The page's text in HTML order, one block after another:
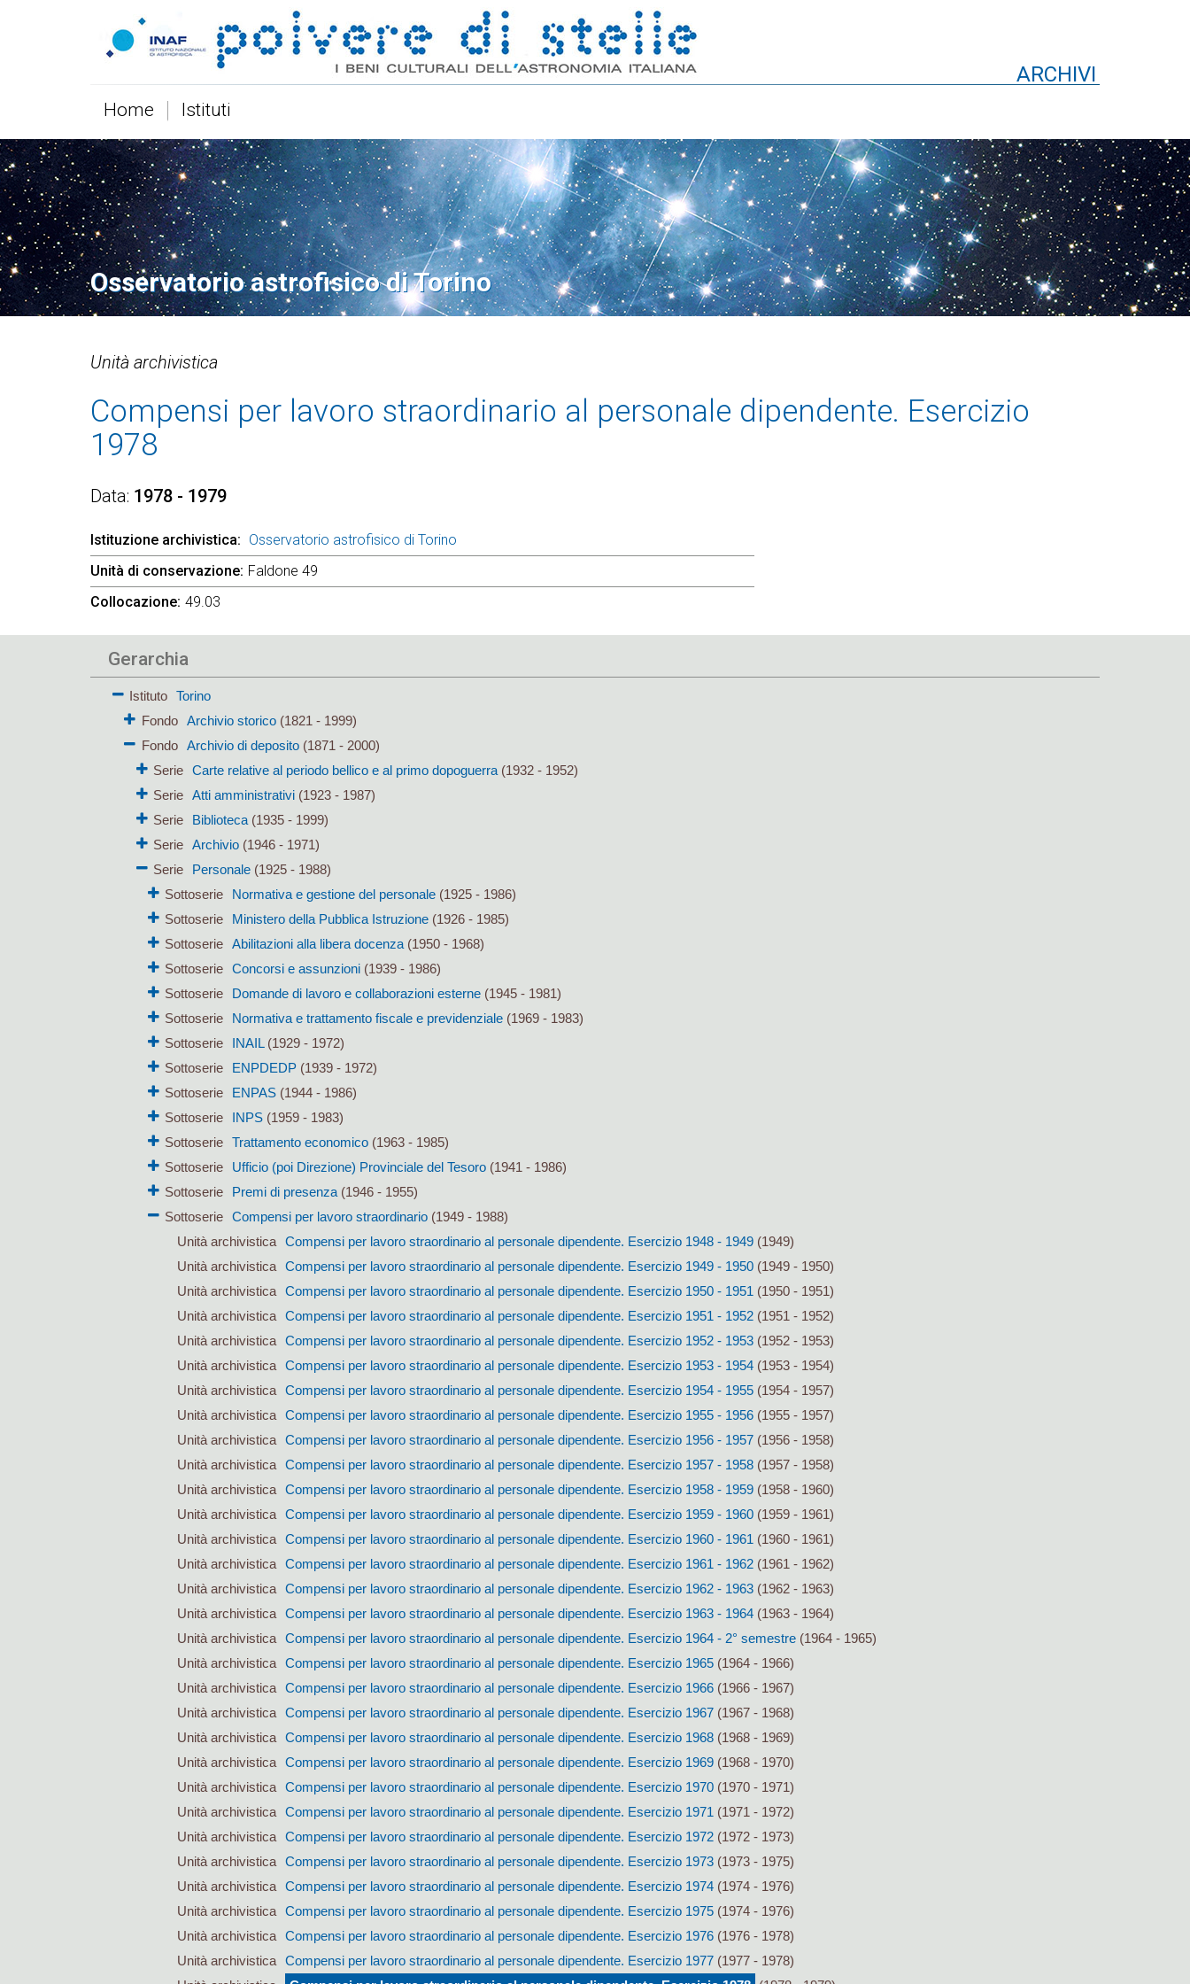
ARCHIVI
Home Istituti
Osservatorio astrofisico di Torino
Unità archivistica
Compensi per lavoro straordinario al personale dipendente. Esercizio
1978
Data 1978 - 1979
Istituzione archivistica
Osservatorio astrofisico di Torino
Unità di conservazione Faldone 49
Collocazione 49.03
Gerarchia
Istituto
Torino
Fondo
Archivio storico(1821 - 1999)
Fondo
Archivio di deposito(1871 - 2000)
Serie Carte relative al periodo bellico e al primo dopoguerra(1932 - 1952)
Serie Atti amministrativi(1923 - 1987)
Serie
Biblioteca(1935 - 1999)
Serie Archivio(1946 - 1971)
Serie
Personale(1925 - 1988)
Sottoserie
Normativa e gestione del personale (1925 - 1986)
Sottoserie
Ministero della Pubblica Istruzione (1926 - 1985)
Sottoserie
Abilitazioni alla libera docenza (1950 - 1968)
Sottoserie
Concorsi e assunzioni (1939 - 1986)
Sottoserie
Domande di lavoro e collaborazioni esterne (1945 - 1981)
Sottoserie
Normativa e trattamento fiscale e previdenziale (1969 - 1983)
Sottoserie
INAIL(1929 - 1972)
Sottoserie
ENPDEDP (1939 - 1972)
Sottoserie
ENPAS (1944 - 1986)
Sottoserie
INPS (1959 - 1983)
Sottoserie
Trattamento economico (1963 - 1985)
Sottoserie
Ufficio (poi Direzione) Provinciale del Tesoro (1941 - 1986)
Sottoserie
Premi di presenza (1946 - 1955)
Sottoserie
Compensi per lavoro straordinario (1949 - 1988)
Unità archivistica
Compensi per lavoro straordinario al personale dipendente. Esercizio 1948 - 1949(1949)
Unità archivistica
Compensi per lavoro straordinario al personale dipendente. Esercizio 1949 - 1950(1949 - 1950)
Unità archivistica
Compensi per lavoro straordinario al personale dipendente. Esercizio 1950 - 1951 (1950 - 1951)
Unità archivistica
Compensi per lavoro straordinario al personale dipendente. Esercizio 1951 - 1952(1951 - 1952)
Unità archivistica
Compensi per lavoro straordinario al personale dipendente. Esercizio 1952 - 1953(1952 - 1953)
Unità archivistica
Compensi per lavoro straordinario al personale dipendente. Esercizio 1953 - 1954(1953 - 1954)
Unità archivistica
Compensi per lavoro straordinario al personale dipendente. Esercizio 1954 - 1955(1954 - 1957)
Unità archivistica
Compensi per lavoro straordinario al personale dipendente. Esercizio 1955 - 1956(1955 - 1957)
Unità archivistica
Compensi per lavoro straordinario al personale dipendente. Esercizio 1956 - 1957(1956 - 1958)
Unità archivistica
Compensi per lavoro straordinario al personale dipendente. Esercizio 1957 - 1958(1957 - 1958)
Unità archivistica
Compensi per lavoro straordinario al personale dipendente. Esercizio 1958 - 1959(1958 - 1960)
Unità archivistica
Compensi per lavoro straordinario al personale dipendente. Esercizio 1959 - 1960(1959 - 1961)
Unità archivistica
Compensi per lavoro straordinario al personale dipendente. Esercizio 1960 - 1961 (1960 - 1961)
Unità archivistica
Compensi per lavoro straordinario al personale dipendente. Esercizio 1961 - 1962(1961 - 1962)
Unità archivistica
Compensi per lavoro straordinario al personale dipendente. Esercizio 1962 - 1963(1962 - 1963)
Unità archivistica
Compensi per lavoro straordinario al personale dipendente. Esercizio 1963 - 1964(1963 - 1964)
Unità archivistica
Compensi per lavoro straordinario al personale dipendente. Esercizio 1964 - 2° semestre(1964 - 1965)
Unità archivistica
Compensi per lavoro straordinario al personale dipendente. Esercizio 1965(1964 - 1966)
Unità archivistica
Compensi per lavoro straordinario al personale dipendente. Esercizio 1966(1966 - 1967)
Unità archivistica
Compensi per lavoro straordinario al personale dipendente. Esercizio 1967(1967 - 1968)
Unità archivistica
Compensi per lavoro straordinario al personale dipendente. Esercizio 1968(1968 - 1969)
Unità archivistica
Compensi per lavoro straordinario al personale dipendente. Esercizio 1969(1968 - 1970)
Unità archivistica
Compensi per lavoro straordinario al personale dipendente. Esercizio 1970(1970 - 1971)
Unità archivistica
Compensi per lavoro straordinario al personale dipendente. Esercizio 1971 (1971 - 1972)
Unità archivistica
Compensi per lavoro straordinario al personale dipendente. Esercizio 1972(1972 - 1973)
Unità archivistica
Compensi per lavoro straordinario al personale dipendente. Esercizio 1973(1973 - 1975)
Unità archivistica
Compensi per lavoro straordinario al personale dipendente. Esercizio 1974(1974 - 1976)
Unità archivistica
Compensi per lavoro straordinario al personale dipendente. Esercizio 1975(1974 - 1976)
Unità archivistica
Compensi per lavoro straordinario al personale dipendente. Esercizio 1976(1976 - 1978)
Unità archivistica
Compensi per lavoro straordinario al personale dipendente. Esercizio 1977(1977 - 1978)